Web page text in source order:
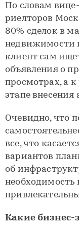
По словам
риелторов
80% сделок в
недвижимости
клиент сам
объявления о
просмотрах, а
этапе внесения
Очевидно, что
все, что
вариантов
об
необходимость
Какие бизнес-